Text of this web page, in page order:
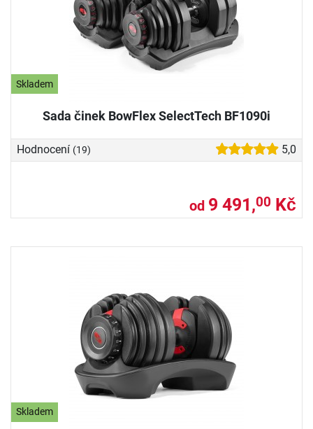
Skladem
Sada činek BowFlex SelectTech BF1090i
Hodnocení (19) 5,0
od 9 491,00 Kč
Skladem